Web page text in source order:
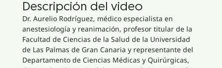
Descripción del video
Dr. Aurelio Rodríguez, médico especialista en
anestesiología y reanimación, profesor titular de la
Facultad de Ciencias de la Salud de la Universidad
de Las Palmas de Gran Canaria y representante del
Departamento de Ciencias Médicas y Quirúrgicas,